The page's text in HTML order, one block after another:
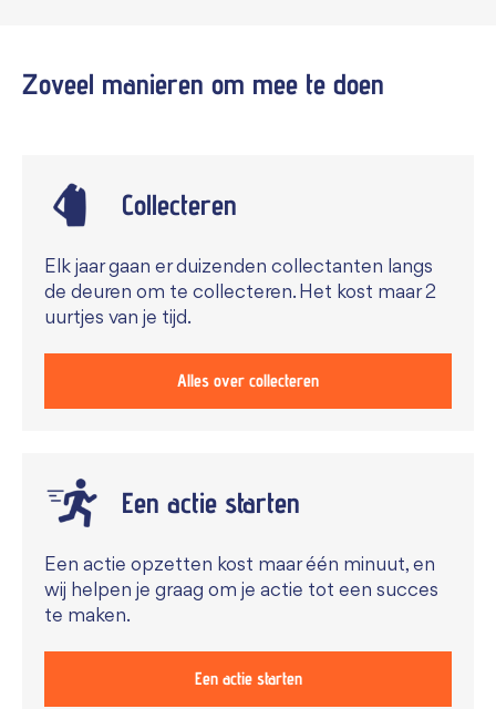
Zoveel manieren om mee te doen
Collecteren
Elk jaar gaan er duizenden collectanten langs
de deuren om te collecteren. Het kost maar 2
uurtjes van je tijd.
Alles over collecteren
Een actie starten
Een actie opzetten kost maar één minuut, en
wij helpen je graag om je actie tot een succes
te maken.
Een actie starten